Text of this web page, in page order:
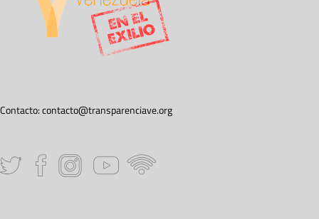
Contacto:contacto@transparenciave.org